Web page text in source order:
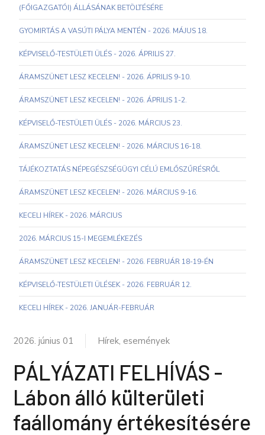
(FŐIGAZGATÓI) ÁLLÁSÁNAK BETÖLTÉSÉRE
GYOMIRTÁS A VASÚTI PÁLYA MENTÉN - 2026. MÁJUS 18.
KÉPVISELŐ-TESTÜLETI ÜLÉS - 2026. ÁPRILIS 27.
ÁRAMSZÜNET LESZ KECELEN! - 2026. ÁPRILIS 9-10.
ÁRAMSZÜNET LESZ KECELEN! - 2026. ÁPRILIS 1-2.
KÉPVISELŐ-TESTÜLETI ÜLÉS - 2026. MÁRCIUS 23.
ÁRAMSZÜNET LESZ KECELEN! - 2026. MÁRCIUS 16-18.
TÁJÉKOZTATÁS NÉPEGÉSZSÉGÜGYI CÉLÚ EMLŐSZŰRÉSRŐL
ÁRAMSZÜNET LESZ KECELEN! - 2026. MÁRCIUS 9-16.
KECELI HÍREK - 2026. MÁRCIUS
2026. MÁRCIUS 15-I MEGEMLÉKEZÉS
ÁRAMSZÜNET LESZ KECELEN! - 2026. FEBRUÁR 18-19-ÉN
KÉPVISELŐ-TESTÜLETI ÜLÉSEK - 2026. FEBRUÁR 12.
KECELI HÍREK - 2026. JANUÁR-FEBRUÁR
2026. június 01 Hírek, események
PÁLYÁZATI FELHÍVÁS -
Lábon álló külterületi
faállomány értékesítésére